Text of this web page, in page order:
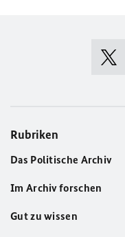
Rubriken
Das Politische Archiv
Im Archiv forschen
Gut zu wissen